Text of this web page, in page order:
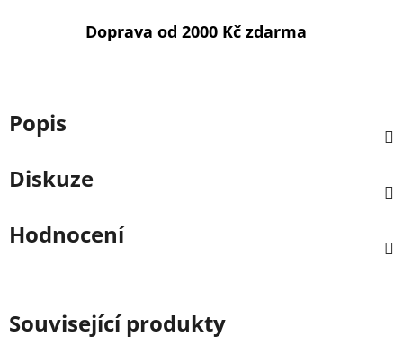
Doprava od 2000 Kč zdarma
Popis
Diskuze
Hodnocení
Související produkty